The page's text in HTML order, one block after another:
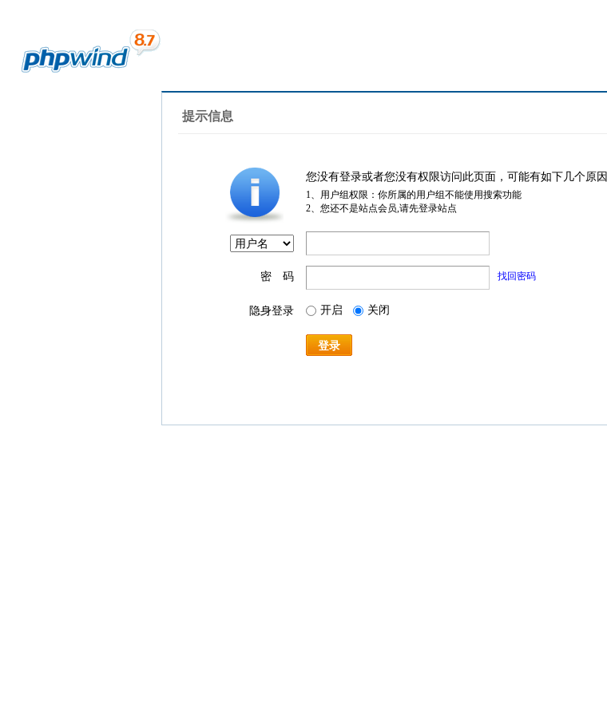
提示信息
您没有登录或者您没有权限访问此页面，可能有如下几个原因
1、用户组权限：你所属的用户组不能使用搜索功能
2、您还不是站点会员,请先登录站点
密 码 找回密码
隐身登录 开启 关闭
登录